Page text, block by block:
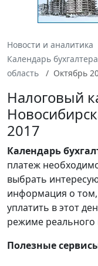
Новости и аналитика
Календарь бухгалтера
область
Октябрь
Налоговый
2017
Календарь
платеж
выбрать
информация о
уплатить в этот
режиме реального
Полезные